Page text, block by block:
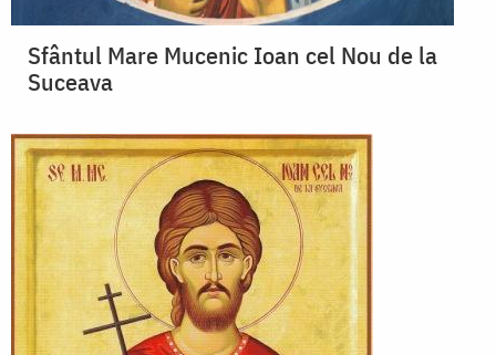
Sfântul Mare Mucenic Ioan cel Nou de la
Suceava